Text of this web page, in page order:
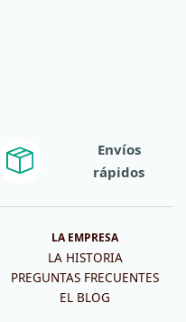
Envíos
rápidos
LA EMPRESA
LA HISTORIA
PREGUNTAS FRECUENTES
EL BLOG